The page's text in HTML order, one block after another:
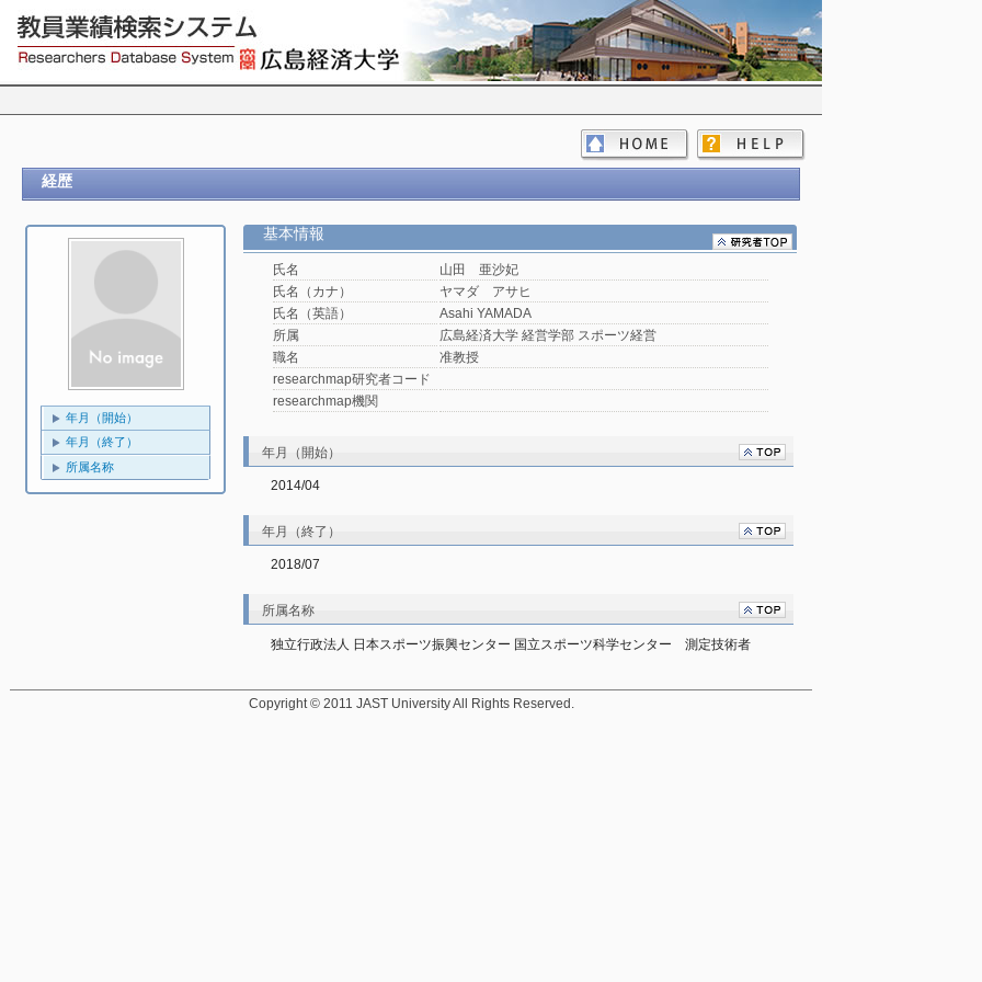
経歴
年月（開始）
年月（終了）
所属名称
基本情報
氏名
山田 亜沙妃
氏名（カナ）
ヤマダ アサヒ
氏名（英語）
Asahi YAMADA
所属
広島経済大学 経営学部 スポーツ経営
職名
准教授
researchmap研究者コード
researchmap機関
年月（開始）
2014/04
年月（終了）
2018/07
所属名称
独立行政法人 日本スポーツ振興センター 国立スポーツ科学センター　測定技術者